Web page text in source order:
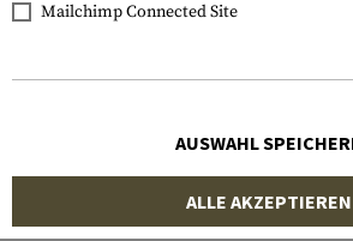
Mailchimp Connected Site
AUSWAHL
ALLE AKZEPTIEREN